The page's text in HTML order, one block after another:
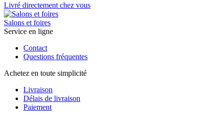
Livré directement chez vous
Salons et foires
Service en ligne
Contact
Questions fréquentes
Achetez en toute simplicité
Livraison
Délais de livraison
Paiement